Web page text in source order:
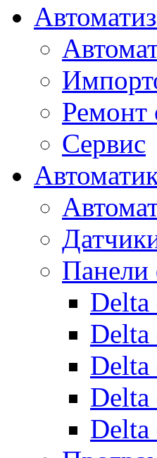
Ремонт
Сервис
Панели
Delta
Delta
Delta
Delta
Delta